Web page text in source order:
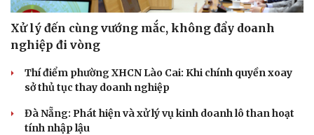
Xử lý đến cùng vướng mắc, không đẩy doanh
nghiệp đi vòng
Thí điểm phường XHCN Lào Cai: Khi chính quyền xoay
sở thủ tục thay doanh nghiệp
Đà Nẵng: Phát hiện và xử lý vụ kinh doanh lô than hoạt
tính nhập lậu